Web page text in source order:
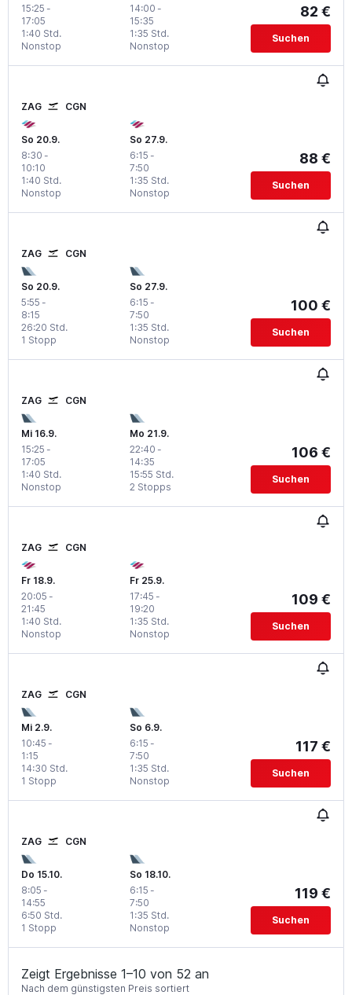
15:25 -
17:05
Nonstop
1:40 Std.
14:00 -
15:35
Nonstop
1:35 Std.
82 €
Suchen
ZAG CGN
So 20.9.
8:30 -
10:10
Nonstop
1:40 Std.
So 27.9.
6:15 -
7:50
Nonstop
1:35 Std.
88 €
Suchen
ZAG CGN
So 20.9.
5:55 -
8:15
1 Stopp
26:20 Std.
So 27.9.
6:15 -
7:50
Nonstop
1:35 Std.
100 €
Suchen
ZAG CGN
Mi 16.9.
15:25 -
17:05
Nonstop
1:40 Std.
Mo 21.9.
22:40 -
14:35
2 Stopps
15:55 Std.
106 €
Suchen
ZAG CGN
Fr 18.9.
20:05 -
21:45
Nonstop
1:40 Std.
Fr 25.9.
17:45 -
19:20
Nonstop
1:35 Std.
109 €
Suchen
ZAG CGN
Mi 2.9.
10:45 -
1:15
1 Stopp
14:30 Std.
So 6.9.
6:15 -
7:50
Nonstop
1:35 Std.
117 €
Suchen
ZAG CGN
Do 15.10.
8:05 -
14:55
1 Stopp
6:50 Std.
So 18.10.
6:15 -
7:50
Nonstop
1:35 Std.
119 €
Suchen
Zeigt Ergebnisse 1–10 von 52 an
Nach dem günstigsten Preis sortiert